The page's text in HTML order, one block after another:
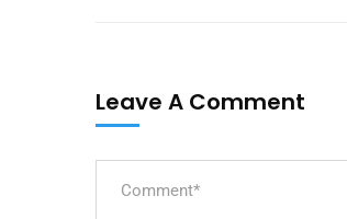
Leave A Comment